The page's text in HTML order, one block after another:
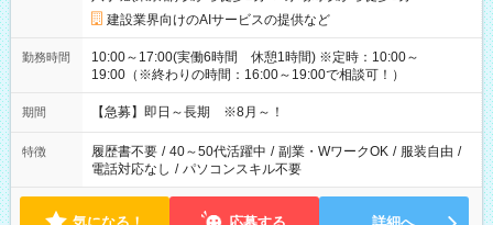
建設業界向けのAIサービスの提供など
勤務時間
10:00～17:00(実働6時間 休憩1時間) ※定時：10:00～
19:00（※終わりの時間：16:00～19:00で相談可！）
期間 【急募】即日～長期 ※8月～！
特徴 履歴書不要 / 40～50代活躍中 / 副業・WワークOK / 服装自由 /
電話対応なし / パソコンスキル不要